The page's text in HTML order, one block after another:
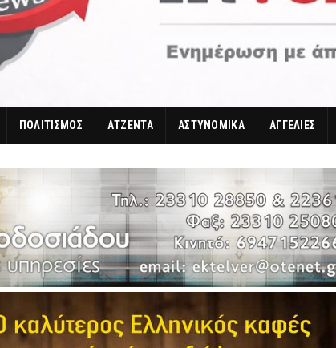
ΠΟΛΙΤΙΣΜΟΣ ΑΤΖΕΝΤΑ ΑΣΤΥΝΟΜΙΚΑ ΑΓΓΕΛΙΕΣ